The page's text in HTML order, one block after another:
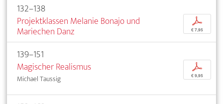
132–138
Projektklassen Melanie Bonajo und
Mariechen Danz
p
€ 7,95
139–151
Magischer Realismus
Michael Taussig
p
€ 9,95